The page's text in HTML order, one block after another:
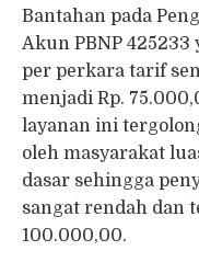
Bantahan pada
Akun PBNP
per perkara tarif
menjadi Rp.
layanan ini
oleh masyarakat
dasar sehingga
sangat rendah dan
100.000,00.